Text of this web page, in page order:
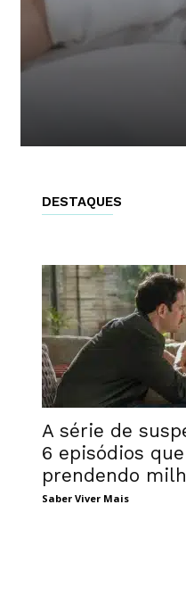
DESTAQUES
A série de
6 episódios
prendendo
Saber Viver Mais